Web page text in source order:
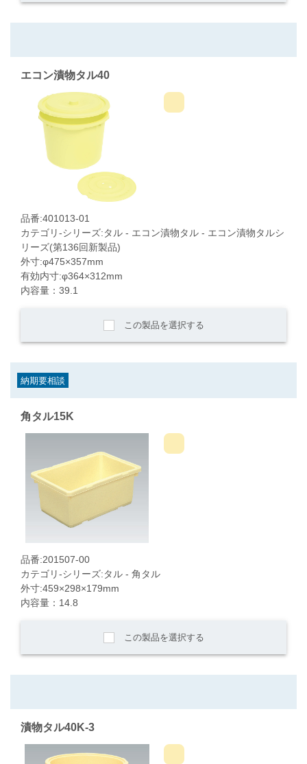
エコン漬物タル40
品番:401013-01
カテゴリ-シリーズ:タル - エコン漬物タル - エコン漬物タルシ
リーズ(第136回新製品)
外寸:φ475×357mm
有効内寸:φ364×312mm
内容量：39.1
この製品を選択する
納期要相談
角タル15K
品番:201507-00
カテゴリ-シリーズ:タル - 角タル
外寸:459×298×179mm
内容量：14.8
この製品を選択する
漬物タル40K-3